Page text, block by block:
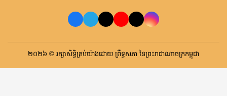
២០២៦ © រក្សាសិទ្ធិគ្រប់យ៉ាងដោយ ព្រឹទ្ធសភា នៃព្រះរាជាណាចក្រកម្ពុជា